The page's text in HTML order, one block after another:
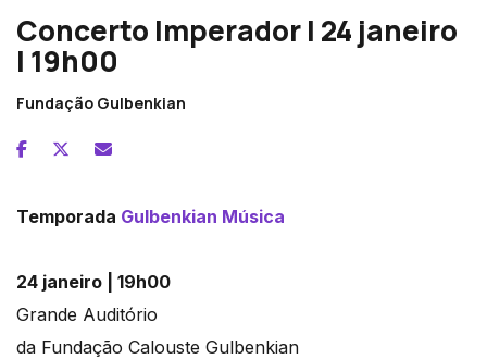
Concerto Imperador | 24 janeiro
| 19h00
Fundação Gulbenkian
Temporada Gulbenkian Música
24 janeiro | 19h00
Grande Auditório
da Fundação Calouste Gulbenkian